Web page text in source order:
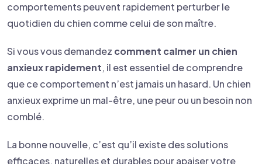
comportements peuvent rapidement perturber le
quotidien du chien comme celui de son maître.
Si vous vous demandez comment calmer un chien
anxieux rapidement, il est essentiel de comprendre
que ce comportement n’est jamais un hasard. Un chien
anxieux exprime un mal-être, une peur ou un besoin non
comblé.
La bonne nouvelle, c’est qu’il existe des solutions
efficaces, naturelles et durables pour apaiser votre